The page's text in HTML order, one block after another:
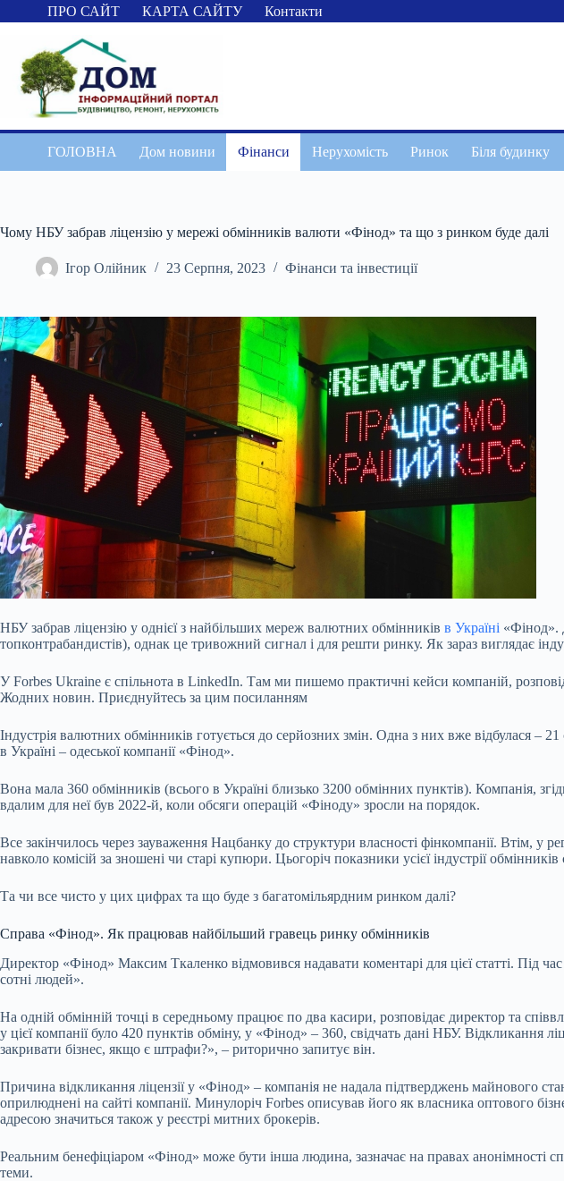
Перейти
до
ПРО САЙТ КАРТА САЙТУ Контакти
ГОЛОВНА Дом новини Фінанси Нерухомість Ринок Біля будинку
Чому НБУ забрав ліцензію у мережі обмінників валюти «Фінод» та що з ринком буде далі
Ігор Олійник 23 Серпня, 2023 Фінанси та інвестиції
НБУ забрав ліцензію у однієї з найбільших мереж валютних обмінників в Україні «Фінод».
топконтрабандистів), однак це тривожний сигнал і для решти ринку. Як зараз виглядає
У Forbes Ukraine є спільнота в LinkedIn. Там ми пишемо практичні кейси компаній,
Жодних новин. Приєднуйтесь за цим посиланням
Індустрія валютних обмінників готується до серйозних змін. Одна з них вже відбулася –
в Україні – одеської компанії «Фінод».
Вона мала 360 обмінників (всього в Україні близько 3200 обмінних пунктів). Компанія,
вдалим для неї був 2022-й, коли обсяги операцій «Фіноду» зросли на порядок.
Все закінчилось через зауваження Нацбанку до структури власності фінкомпанії. Втім,
навколо комісій за зношені чи старі купюри. Цьогоріч показники усієї індустрії
Та чи все чисто у цих цифрах та що буде з багатомільярдним ринком далі?
Справа «Фінод». Як працював найбільший гравець ринку обмінників
Директор «Фінод» Максим Ткаленко відмовився надавати коментарі для цієї статті. Під
сотні людей».
На одній обмінній точці в середньому працює по два касири, розповідає директор та
у цієї компанії було 420 пунктів обміну, у «Фінод» – 360, свідчать дані НБУ. Відкликання
закривати бізнес, якщо є штрафи?», – риторично запитує він.
Причина відкликання ліцензії у «Фінод» – компанія не надала підтверджень майнового
оприлюднені на сайті компанії. Минулоріч Forbes описував його як власника оптового
адресою значиться також у реєстрі митних брокерів.
Реальним бенефіціаром «Фінод» може бути інша людина, зазначає на правах анонімності
теми.